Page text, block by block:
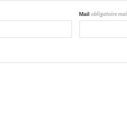
Mailobligatoire